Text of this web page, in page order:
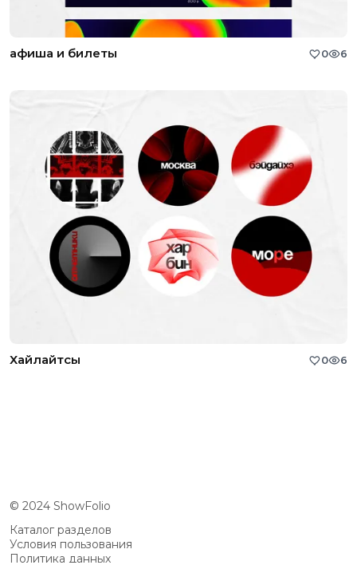
афиша и билеты 0 6
Хайлайтсы 0 6
© 2024 ShowFolio
Каталог разделов
Условия пользования
Политика данных